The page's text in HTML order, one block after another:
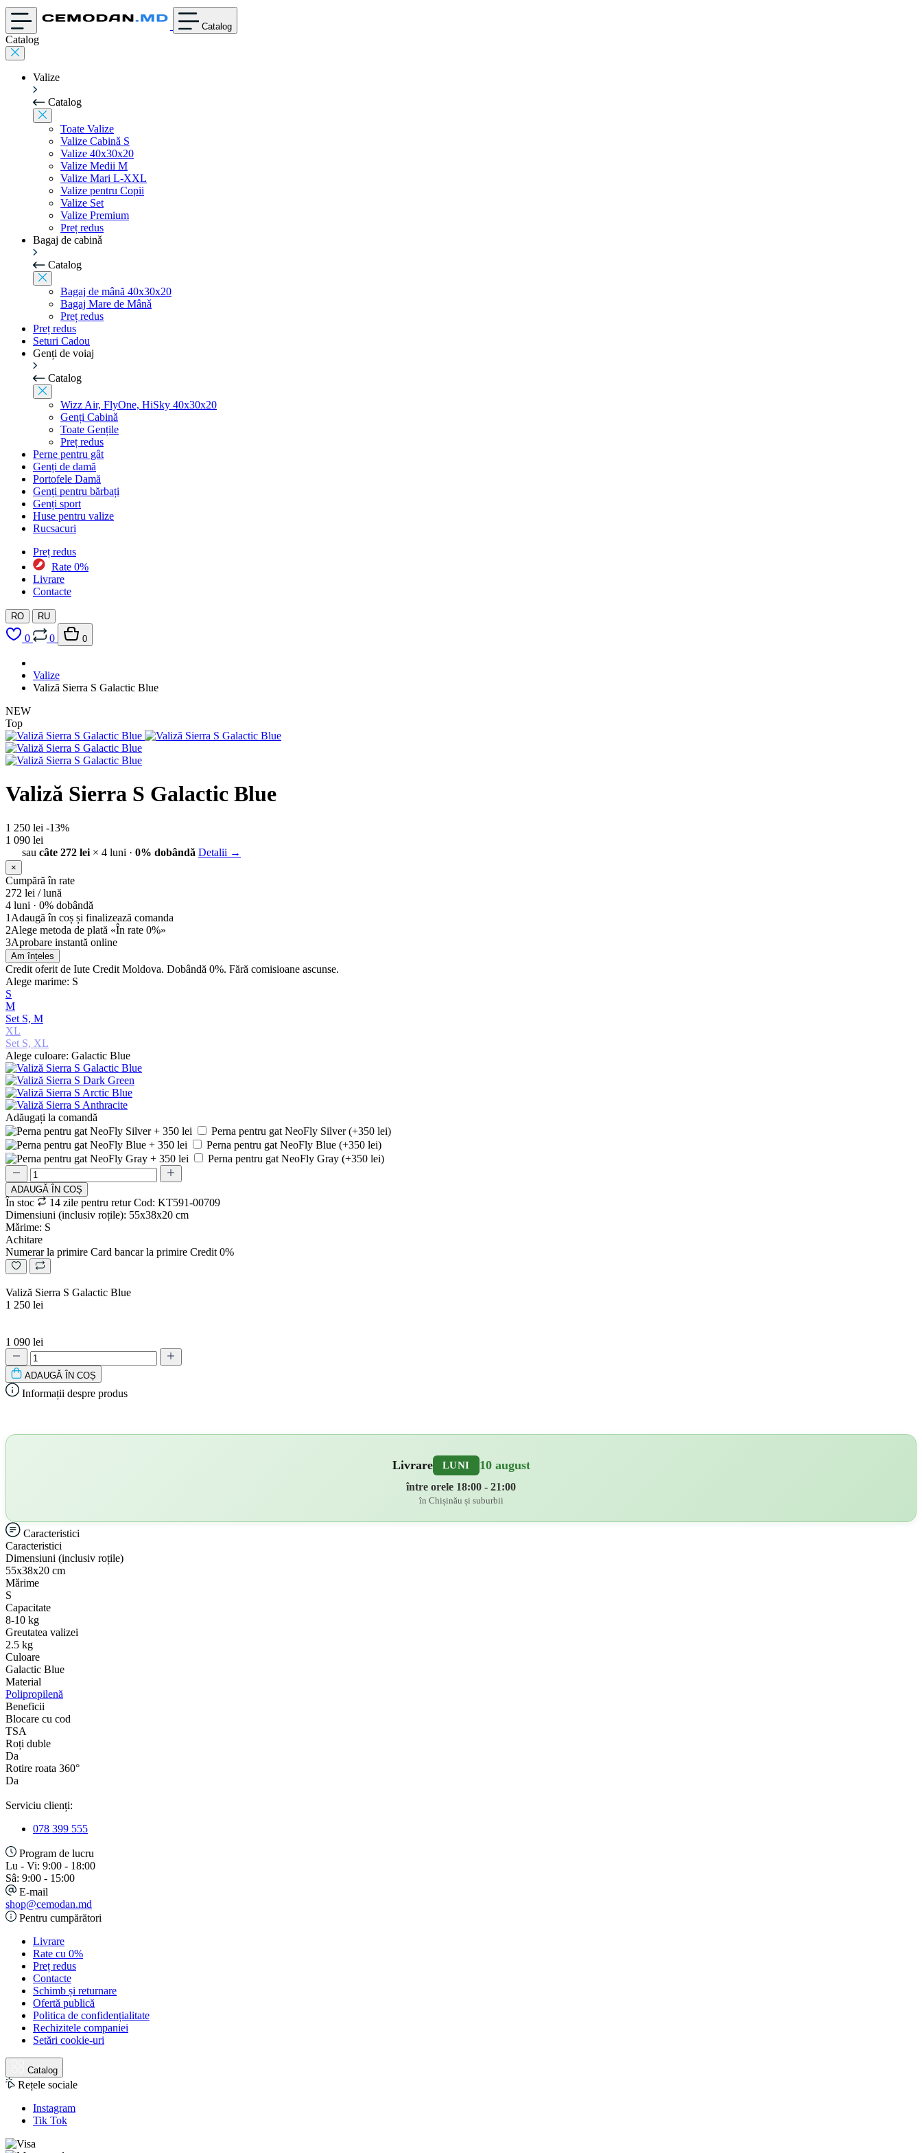
Catalog
Catalog
Valize
Catalog
Toate Valize
Valize Cabinǎ S
Valize 40x30x20
Valize Medii M
Valize Mari L-XXL
Valize pentru Copii
Valize Set
Valize Premium
Preț redus
Bagaj de cabinǎ
Catalog
Bagaj de mână 40x30x20
Bagaj Mare de Mânǎ
Preț redus
Preț redus
Seturi Cadou
Genți de voiaj
Catalog
Wizz Air, FlyOne, HiSky 40x30x20
Genți Cabinǎ
Toate Gențile
Preț redus
Perne pentru gât
Genți de damă
Portofele Damă
Genți pentru bărbați
Genți sport
Huse pentru valize
Rucsacuri
Preț redus
Rate 0%
Livrare
Contacte
RO RU
0 0 0
Valize
Valiză Sierra S Galactic Blue
NEW
Top
Valiză Sierra S Galactic Blue
1 250 lei -13%
1 090 lei
sau câte 272 lei × 4 luni · 0% dobândă Detalii →
×
Cumpără în rate
272 lei / lună
4 luni · 0% dobândă
1 Adaugă în coș și finalizează comanda
2Alege metoda de plată «În rate 0%»
3Aprobare instantă online
Am înțeles
Credit oferit de Iute Credit Moldova. Dobândă 0%. Fără comisioane ascunse.
Alege marime: S
S
M
Set S, M
XL
Set S, XL
Alege culoare: Galactic Blue
Adăugați la comandă
Perna pentru gat NeoFly Silver (+350 lei)
Perna pentru gat NeoFly Blue (+350 lei)
Perna pentru gat NeoFly Gray (+350 lei)
ADAUGǍ ÎN COȘ
În stoc 14 zile pentru returCod: KT591-00709
Dimensiuni (inclusiv roțile): 55х38х20 cm
Mǎrime: S
Achitare
Numerar la primire Card bancar la primire Credit 0%
Valiză Sierra S Galactic Blue
1 250 lei
1 090 lei
ADAUGǍ ÎN COȘ
Informații despre produs
Livrare LUNI 10 august
între orele 18:00 - 21:00
în Chișinău și suburbii
Caracteristici
Caracteristici
Dimensiuni (inclusiv roțile)
55х38х20 cm
Mǎrime
S
Capacitate
8-10 kg
Greutatea valizei
2.5 kg
Culoare
Galactic Blue
Material
Polipropilenă
Beneficii
Blocare cu cod
TSA
Roți duble
Da
Rotire roata 360°
Da
Serviciu clienți:
078 399 555
Program de lucru
Lu - Vi: 9:00 - 18:00
Sâ: 9:00 - 15:00
E-mail
shop@cemodan.md
Pentru cumpărători
Livrare
Rate cu 0%
Preț redus
Contacte
Schimb și returnare
Ofertă publică
Politica de confidențialitate
Rechizitele companiei
Setări cookie-uri
Catalog
Rețele sociale
Instagram
Tik Tok